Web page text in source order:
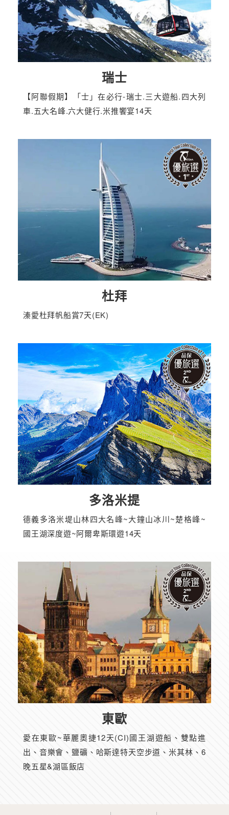
瑞士
【阿聯假期】「士」在必行-瑞士.三大遊船.四大列
車.五大名峰.六大健行.米推饗宴14天
杜拜
溱愛杜拜帆船賞7天(EK)
多洛米提
德義多洛米堤山林四大名峰~大鐘山冰川~楚格峰~
國王湖深度遊~阿爾卑斯環遊14天
東歐
愛在東歐~華麗奧捷12天(CI)國王湖遊船、雙點進
出、音樂會、鹽礦、哈斯達特天空步道、米其林、6
晚五星&湖區飯店